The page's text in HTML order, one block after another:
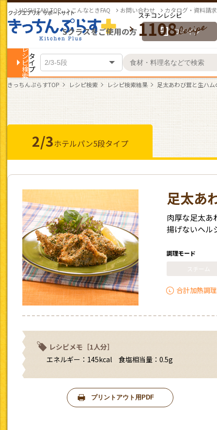
HOSHIZAKI TOP こんなときFAQ お問い合わせ カタログ・資料請求
スチコンレシピ
1108
Sクラスをご使用の方
ログイン
レ
シ
ピ
検
索
タ
イ
プ
きっちんぷらすTOP レシピ検索 レシピ検索結果 足太あわび茸と生ハ
2/3ホテルパン5段タイプ
足太あ
肉厚な足太あ
揚げないヘル
調理モード
スチーム
合計加熱調
レシピメモ［1人分］
エネルギー：145kcal 食塩相当量：0.5g
プリントアウト用PDF